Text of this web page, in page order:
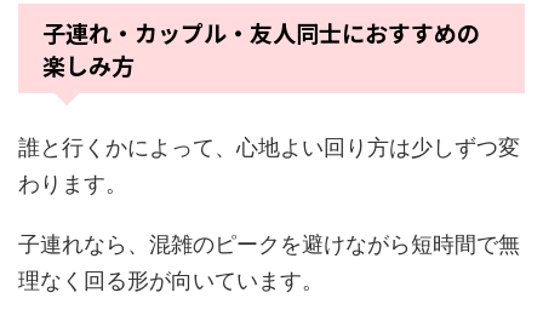
子連れ・カップル・友人同士におすすめの
楽しみ方
誰と行くかによって、心地よい回り方は少しずつ変
わります。
子連れなら、混雑のピークを避けながら短時間で無
理なく回る形が向いています。